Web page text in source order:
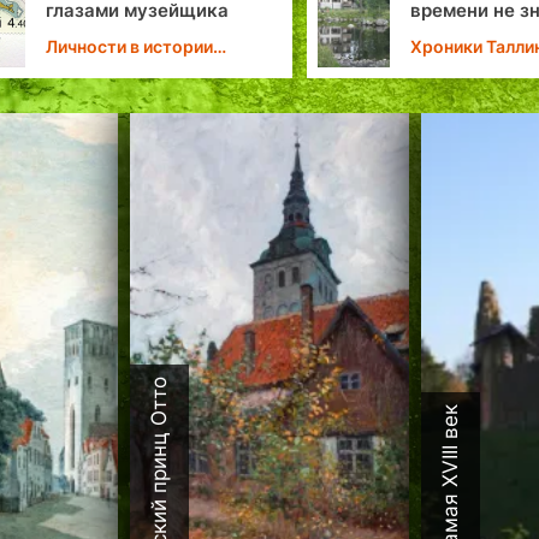
времени не знаем…»
Хроники Таллина
Датский принц Отто Каламая XVIII век